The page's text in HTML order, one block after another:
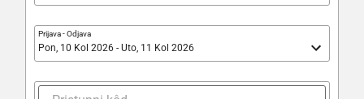
Prijava-Odjava
Pon, 10 Kol 2026 - Uto, 11 Kol 2026